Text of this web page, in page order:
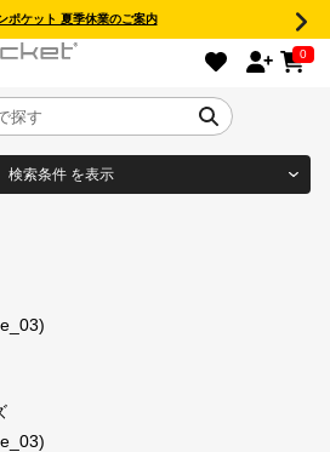
ポケット 夏季休業のご案内
0
検索条件 を表示